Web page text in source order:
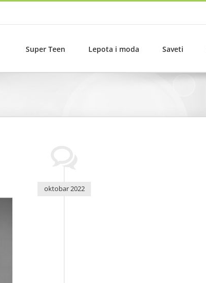
Super Teen Lepota i moda Saveti
oktobar 2022